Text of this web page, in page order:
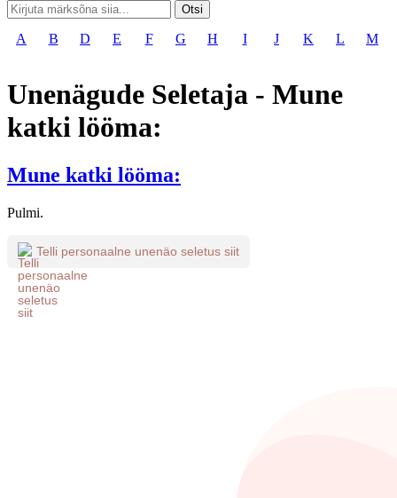
Otsi
A B D E F G H I J K L M
Unenägude Seletaja - Mune
katki lööma:
Mune katki lööma:
Pulmi.
Telli personaalne unenäo seletus siit